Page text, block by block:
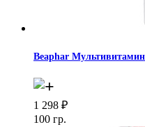
Beaphar
1 298 ₽
100 гр.